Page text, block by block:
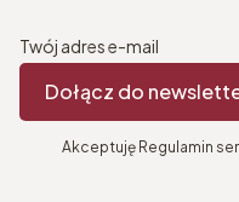
Twój adres e-mail
Dołącz do
Akceptuję Regulamin